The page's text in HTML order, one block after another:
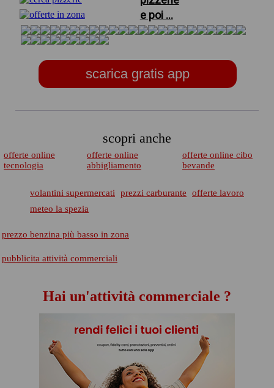
e poi ...
scarica gratis app
scopri anche
offerte online
tecnologia
offerte online
abbigliamento
offerte online cibo
bevande
volantini supermercati prezzi carburante
offerte lavoro
meteo la spezia
prezzo benzina più basso in zona
pubblicita attività commerciali
Hai un'attività commerciale ?